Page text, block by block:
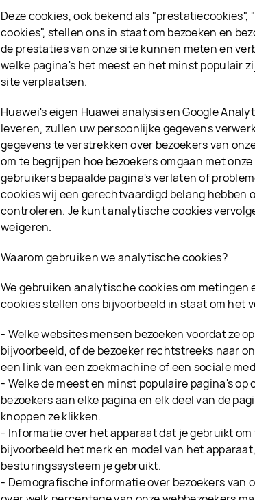
Deze cookies, ook bekend als
cookies", stellen ons in staat om bezoeken en
de prestaties van onze site kunnen meten en
welke pagina's het meest en het minst populair
site verplaatsen.
Huawei's eigen Huawei analysis en Google
leveren, zullen uw persoonlijke gegevens
gegevens te verstrekken over bezoekers van
om te begrijpen hoe bezoekers omgaan met
gebruikers bepaalde pagina's verlaten of
cookies wij een gerechtvaardigd belang hebben
controleren. Je kunt analytische cookies
weigeren.
Waarom gebruiken we analytische cookies?
We gebruiken analytische cookies om metingen
cookies stellen ons bijvoorbeeld in staat om het
- Welke websites mensen bezoeken voordat ze
bijvoorbeeld, of de bezoeker rechtstreeks naar
een link van een zoekmachine of een sociale
- Welke de meest en minst populaire pagina's
bezoekers aan elke pagina en elk deel van de
knoppen ze klikken.
- Informatie over het apparaat dat je gebruikt
bijvoorbeeld het merk en model van het
besturingssysteem je gebruikt.
- Demografische informatie over bezoekers van